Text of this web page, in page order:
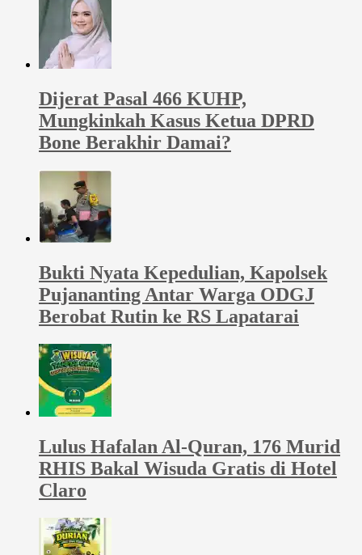
Dijerat Pasal 466 KUHP,
Mungkinkah Kasus Ketua DPRD
Bone Berakhir Damai?
Bukti Nyata Kepedulian, Kapolsek
Pujananting Antar Warga ODGJ
Berobat Rutin ke RS Lapatarai
Lulus Hafalan Al-Quran, 176 Murid
RHIS Bakal Wisuda Gratis di Hotel
Claro